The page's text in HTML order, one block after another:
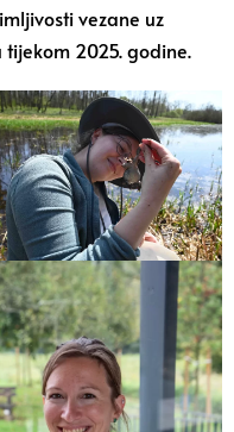
vezane uz
2025. godine.